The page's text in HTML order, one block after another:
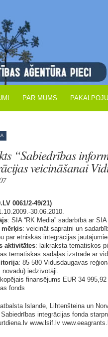
PAR MUMS
“Sabiedrības
veicināšanai
0061/2-49/21)
30.06.2010.
: SIA “RK Media” sadarbībā ar SIA
mērķis: veicināt sapratni un
par etniskās integrācijas
aktivitātes: laikraksta tematiskos
tematiskās sadaļas izstrāde ar
: 85 580 Vidusdaugavas
novadu) iedzīvotāji.
finansējums EUR 34
fonds
Islande, Lihtenšteina un
integrācijas fonda
www.lsif.lv